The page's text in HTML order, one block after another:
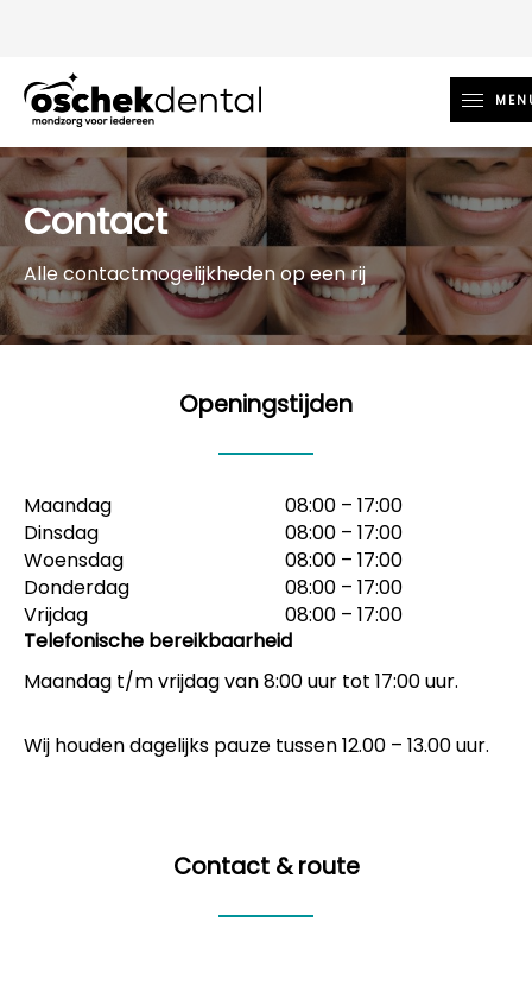
Contact
Alle contactmogelijkheden op een rij
Openingstijden
Maandag
08:00 – 17:00
Dinsdag
08:00 – 17:00
Woensdag
08:00 – 17:00
Donderdag
08:00 – 17:00
Vrijdag
08:00 – 17:00
Telefonische bereikbaarheid
Maandag t/m vrijdag van 8:00 uur tot 17:00 uur.
Wij houden dagelijks pauze tussen 12.00 – 13.00 uur.
Contact & route